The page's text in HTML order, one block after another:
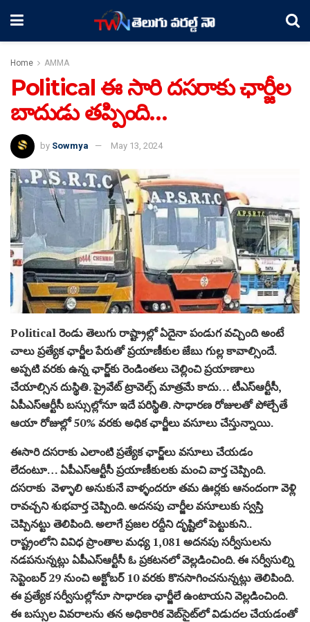
Home AMMA
Political ఈ సారి దసరాకు ఛార్జీల
బాదుడు తప్పింది…
by Sowmya May 13, 2024
Political రెండు తెలుగు రాష్ట్రాల్లో ఏదైనా పండుగ వచ్చింది అంటే
చాలు ప్రత్యేక ఛార్జీల పేరుతో ప్రయాణీకుల జేబు గుల్ల కావాల్సిందే.
అప్పటి వరకు ఉన్న ఛార్జ్‌కు రెండింతలు చెల్లించి ప్రయాణాలు
చేయాల్సిన దుస్థితి. ప్రైవేట్‌ ట్రావెల్స్‌ మాత్రమే కాదు… టీఎస్‌ఆర్టీసీ,
ఏపీఎస్‌ఆర్టీసీ బస్సుల్లోనూ ఇదే పరిస్థితి. సాధారణ రోజులతో పోల్చేతే
ఆయా రోజుల్లో 50% వరకు అధిక ఛార్జీలు వసూలు చేస్తున్నాయి.
ఈసారి దసరాకు ఎలాంటి ప్రత్యేక ఛార్జ్‌లు వసూలు చేయడం
లేదంటూ… ఏపీఎస్‌ఆర్టీసీ ప్రయాణీకులకు మంచి వార్త చెప్పింది.
దసరాకు వెళ్ళాలి అనుకునే వాళ్ళందరూ తమ ఊర్లకు ఆనందంగా వెళ్లి
రావచ్చని శుభవార్త చెప్పింది. అదనపు చార్జీల వసూలుకు స్వస్తి
చెప్పినట్టు తెలిపింది. అలాగే ప్ర‌జ‌ల రద్దీని దృష్టిలో పెట్టుకుని..
రాష్ట్రంలోని వివిధ ప్రాంతాల మధ్య 1,081 అద‌న‌పు సర్వీసుల‌ను
న‌డ‌ప‌నున్న‌ట్లు ఏపీఎస్‌ఆర్టీసీ ఓ ప్రకటనలో వెల్లడించింది. ఈ సర్వీసుల్ని
సెప్టెంబర్‌ 29 నుంచి అక్టోబర్‌ 10 వరకు కొనసాగించనున్నట్లు తెలిపింది.
ఈ ప్రత్యేక సర్వీసుల్లోనూ సాధారణ ఛార్జీలే ఉంటాయని వెల్లడించింది.
ఈ బస్సుల వివరాలను తన అధికారిక వెబ్‌సైట్‌లో విడుదల చేయడంతో